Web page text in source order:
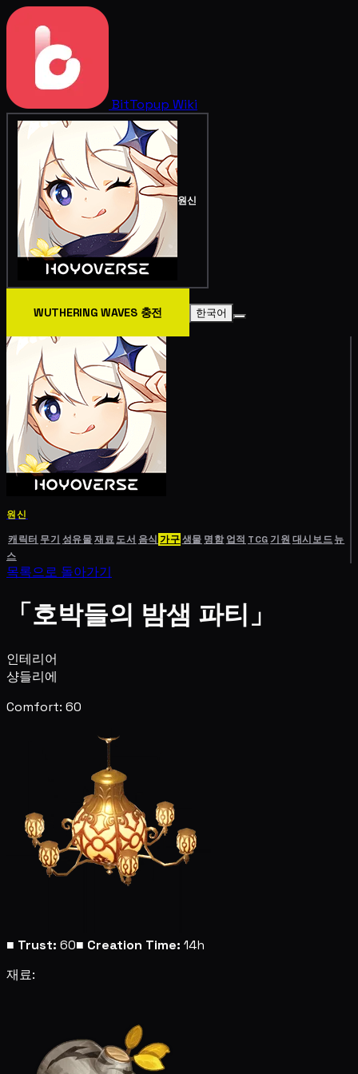
BitTopup Wiki
원신
WUTHERING WAVES 충전 한국어
원신
캐릭터 무기 성유물재료도서 음식 가구생물 명함 업적 TCG기원 대시보드뉴
스
목록으로 돌아가기
「호박들의 밤샘 파티」
인테리어
샹들리에
Comfort: 60
■ Trust: 60■ Creation Time: 14h
재료: